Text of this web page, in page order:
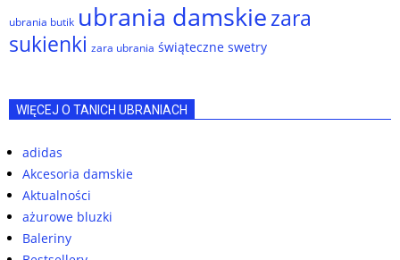
ubrania butik ubrania damskiezara
sukienki zara ubrania świąteczne swetry
WIĘCEJ O TANICH UBRANIACH
adidas
Akcesoria damskie
Aktualności
ażurowe bluzki
Baleriny